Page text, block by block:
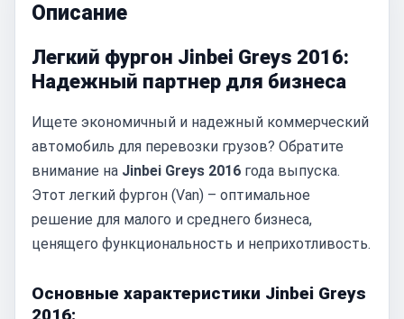
Описание
Легкий фургон Jinbei Greys 2016:
Надежный партнер для бизнеса
Ищете экономичный и надежный коммерческий
автомобиль для перевозки грузов? Обратите
внимание на Jinbei Greys 2016 года выпуска.
Этот легкий фургон (Van) – оптимальное
решение для малого и среднего бизнеса,
ценящего функциональность и неприхотливость.
Основные характеристики Jinbei Greys